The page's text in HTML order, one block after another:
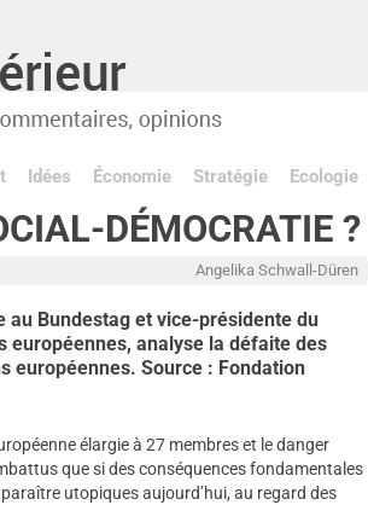
Idées Économie Stratégie Ecologie
DÉMOCRATIE ?
Angelika Schwall-Düren
Bundestag et vice-présidente du
européennes, analyse la défaite des
européennes. Source : Fondation
élargie à 27 membres et le danger
que si des conséquences fondamentales
utopiques aujourd’hui, au regard des